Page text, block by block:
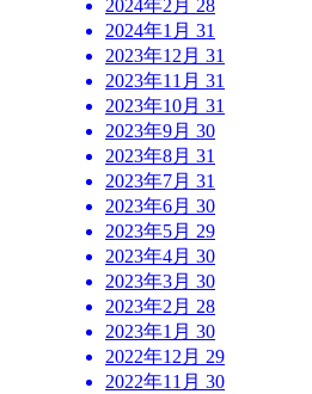
2024年2月 28
2024年1月 31
2023年12月 31
2023年11月 31
2023年10月 31
2023年9月 30
2023年8月 31
2023年7月 31
2023年6月 30
2023年5月 29
2023年4月 30
2023年3月 30
2023年2月 28
2023年1月 30
2022年12月 29
2022年11月 30